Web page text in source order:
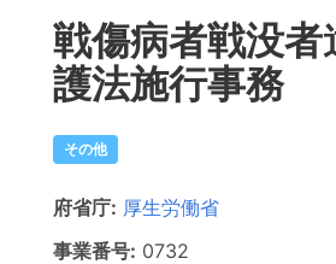
戦傷病者戦没者
護法施行事務
その他
府省庁: 厚生労働省
事業番号: 0732